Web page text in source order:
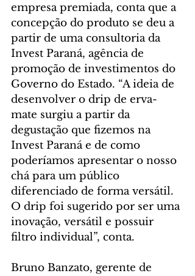
empresa premiada, conta que a
concepção do produto se deu a
partir de uma consultoria da
Invest Paraná, agência de
promoção de investimentos do
Governo do Estado. “A ideia de
desenvolver o drip de erva-
mate surgiu a partir da
degustação que fizemos na
Invest Paraná e de como
poderíamos apresentar o nosso
chá para um público
diferenciado de forma versátil.
O drip foi sugerido por ser uma
inovação, versátil e possuir
filtro individual”, conta.
Bruno Banzato, gerente de